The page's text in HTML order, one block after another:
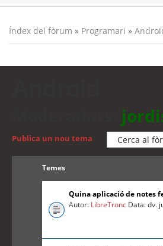
Índex del fòrum » Programari »
Publica un nou tema
Temes
Quina aplicació de notes
Autor: LibreTronc Data: dv.